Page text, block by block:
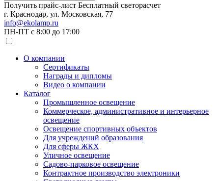
Получить прайс-лист Бесплатный светорасчет
г. Краснодар, ул. Московская, 77
info@ekolamp.ru
ПН-ПТ с 8:00 до 17:00
О компании
Сертификаты
Награды и дипломы
Видео о компании
Каталог
Промышленное освещение
Коммерческое, административное и интерьерное
освещение
Освещение спортивных объектов
Для учреждений образования
Для сферы ЖКХ
Уличное освещение
Садово-парковое освещение
Контрактное производство электроники